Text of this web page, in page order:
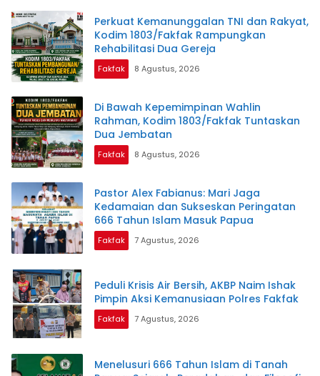
Perkuat Kemanunggalan TNI dan Rakyat,
Kodim 1803/Fakfak Rampungkan
Rehabilitasi Dua Gereja
Fakfak 8 Agustus, 2026
Di Bawah Kepemimpinan Wahlin
Rahman, Kodim 1803/Fakfak Tuntaskan
Dua Jembatan
Fakfak 8 Agustus, 2026
Pastor Alex Fabianus: Mari Jaga
Kedamaian dan Sukseskan Peringatan
666 Tahun Islam Masuk Papua
Fakfak 7 Agustus, 2026
Peduli Krisis Air Bersih, AKBP Naim Ishak
Pimpin Aksi Kemanusiaan Polres Fakfak
Fakfak 7 Agustus, 2026
Menelusuri 666 Tahun Islam di Tanah